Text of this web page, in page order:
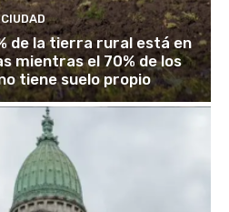
CIUDAD
de la tierra rural está en
mientras el 70% de los
tiene suelo propio